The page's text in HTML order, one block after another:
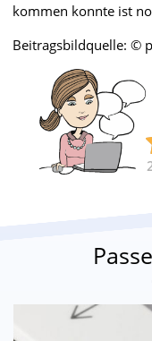
kommen konnte ist
Beitragsbildquelle: ©